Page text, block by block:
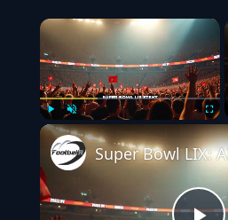
×
Play Unmute